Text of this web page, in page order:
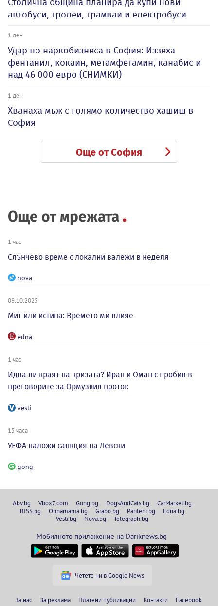
автобуси, тролеи, трамваи и електробуси
1 ден
Удар по наркобизнеса в София: Иззеха
фентанил, кокаин, метамфетамин, канабис и
над 46 000 евро (СНИМКИ)
1 ден
Хванаха мъж с голямо количество хашиш в
София
Още от София
Още от мрежата
1 час
Слънчево време с локални валежи в неделя
nova
08.10.2025
Мит или истина: Времето ми влияе
edna
1 час
Идва ли краят на кризата? Иран и Оман с пробив в
преговорите за Ормузкия проток
vesti
15 часа
УЕФА наложи санкция на Левски
gong
Abv.bg Vbox7.com Gong.bg DogsAndCats.bg
CarMarket.bg
BISS.bg
Ohnamama.bg Grabo.bg Pariteni.bg
Edna.bg
Vesti.bg
Nova.bg Telegraph.bg
Мобилното приложение на Dariknews.bg
Четете ни в Google News
За нас За реклама Платени публикации Контакти Facebook